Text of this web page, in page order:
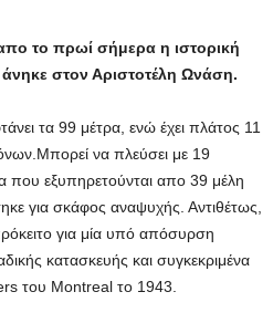
το πρωί σήμερα η ιστορική
στον Αριστοτέλη Ωνάση.
τα 99 μέτρα, ενώ έχει πλάτος 11
να πλεύσει με 19
που εξυπηρετούνται απο 39 μέλη
για σκάφος αναψυχής. Αντιθέτως,
για μία υπό απόσυρση
κατασκευής και συγκεκριμένα
του Montreal το 1943.